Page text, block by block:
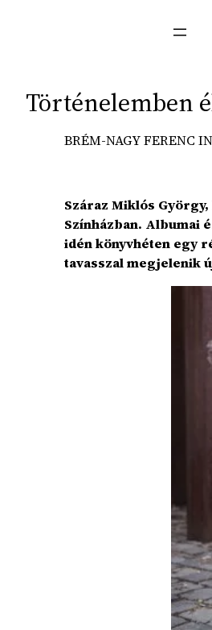
Történelemben
BRÉM-NAGY FERENC
Száraz Miklós
Színházban. Albumai
idén könyvhéten egy
tavasszal megjelenik